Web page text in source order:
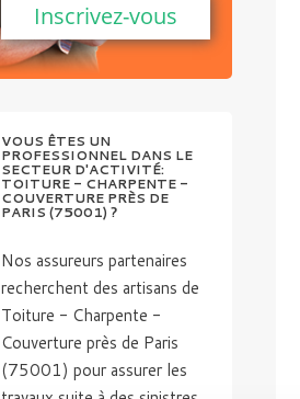
Inscrivez-vous
VOUS ÊTES UN
PROFESSIONNEL DANS LE
SECTEUR D'ACTIVITÉ:
TOITURE - CHARPENTE -
COUVERTURE PRÈS DE
PARIS (75001) ?
Nos assureurs partenaires
recherchent des artisans de
Toiture - Charpente -
Couverture près de Paris
(75001) pour assurer les